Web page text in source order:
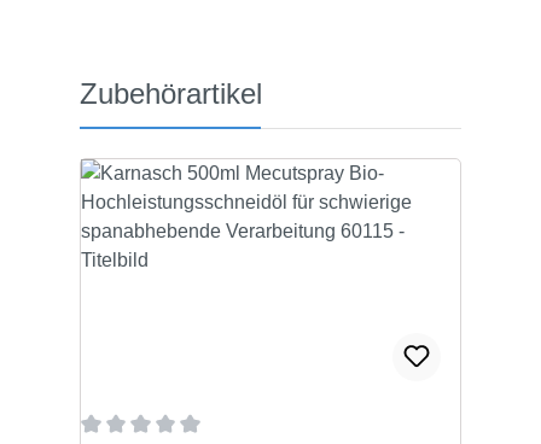
Produktgalerie überspringen
Zubehörartikel